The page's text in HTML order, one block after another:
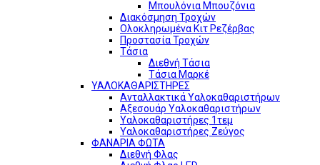
Μπουλόνια Μπουζόνια
Διακόσμηση Τροχών
Ολοκληρωμένα Κιτ Ρεζέρβας
Προστασία Τροχών
Τάσια
Διεθνή Τάσια
Τάσια Μαρκέ
ΥΑΛΟΚΑΘΑΡΙΣΤΗΡΕΣ
Ανταλλακτικά Υαλοκαθαριστήρων
Αξεσουάρ Υαλοκαθαριστήρων
Υαλοκαθαριστήρες 1τεμ
Υαλοκαθαριστήρες Ζεύγος
ΦΑΝΑΡΙΑ ΦΩΤΑ
Διεθνή Φλας